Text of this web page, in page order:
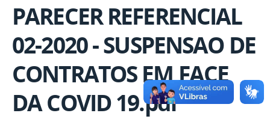
PARECER REFERENCIAL
02-2020 - SUSPENSAO DE
CONTRATOS EM FACE
DA COVID 19.pdf